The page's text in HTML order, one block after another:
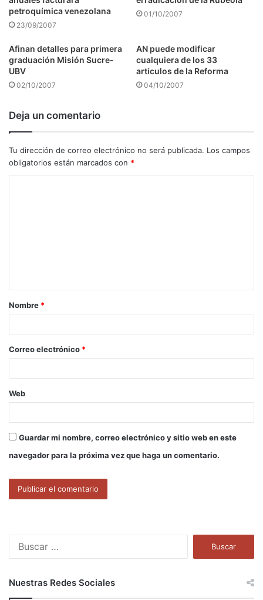
petroquímica venezolana
23/09/2007
01/10/2007
Afinan detalles para primera
graduación Misión Sucre-
UBV
02/10/2007
AN puede modificar
cualquiera de los 33
artículos de la Reforma
04/10/2007
Deja un comentario
Tu dirección de correo electrónico no será publicada. Los campos
obligatorios están marcados con *
a
r
*
Nombre *
Correo electrónico *
Web
Guardar mi nombre, correo electrónico y sitio web en este
navegador para la próxima vez que haga un comentario.
Nuestras Redes Sociales